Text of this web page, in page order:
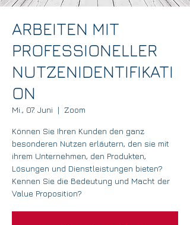
ARBEITEN MIT
PROFESSIONELLER
NUTZENIDENTIFIKATI
ON
Mi., 07. Juni
  |
Zoom
Können Sie Ihren Kunden den ganz
besonderen Nutzen erläutern, den sie mit
ihrem Unternehmen, den Produkten,
Lösungen und Dienstleistungen bieten?
Kennen Sie die Bedeutung und Macht der
Value Proposition?